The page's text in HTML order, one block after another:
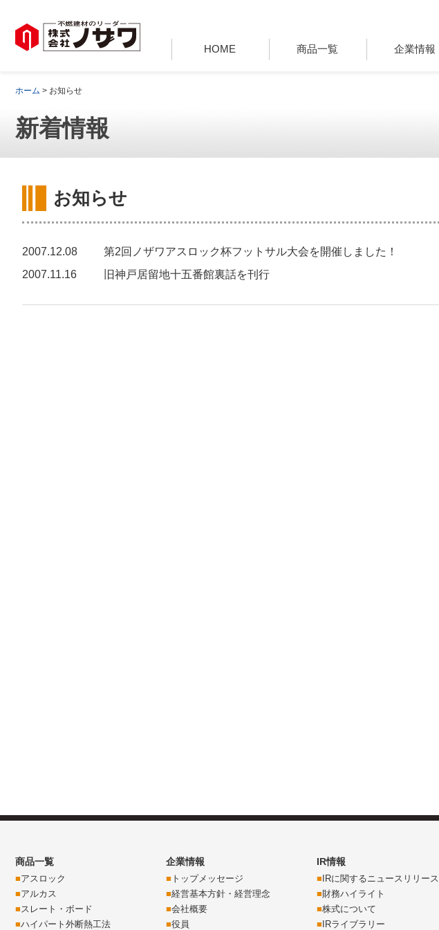
HOME 商品一覧 企業情報
ホーム > お知らせ
新着情報
お知らせ
2007.12.08
第2回ノザワアスロック杯フットサル大会を開催しました！
2007.11.16
旧神戸居留地十五番館裏話を刊行
商品一覧
アスロック
アルカス
スレート・ボード
ハイパート外断熱工法
企業情報
トップメッセージ
経営基本方針・経営理念
会社概要
役員
IR情報
IRに関するニュースリリース
財務ハイライト
株式について
IRライブラリー